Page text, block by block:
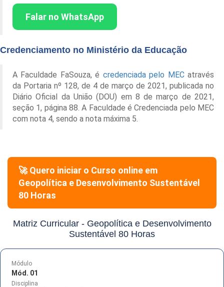
Falar no WhatsApp
Credenciamento no Ministério da Educação
A Faculdade FaSouza, é credenciada pelo MECatravés
da Portaria nº 128, de 4 de março de 2021, publicada no
Diário Oficial da União (DOU) em 8 de março de 2021,
seção 1, página 88. A Faculdade é Credenciada pelo MEC
com nota 4, sendo a nota máxima 5.
🚀 Quero iniciar o Curso online em
Geopolítica e Desenvolvimento Sustentável
80 Horas
Matriz Curricular - Geopolítica e Desenvolvimento
Sustentável 80 Horas
Módulo
Mód. 01
Disciplina